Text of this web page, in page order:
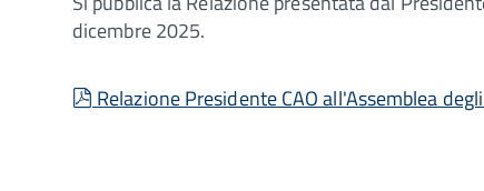
dicembre 2025.
pdf
Relazione Presidente CAO all'Assemblea